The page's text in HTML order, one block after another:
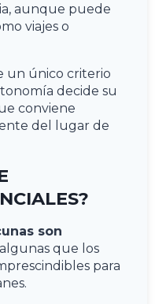
aunque puede
viajes o
un único criterio
decide su
conviene
del lugar de
son
que los
para